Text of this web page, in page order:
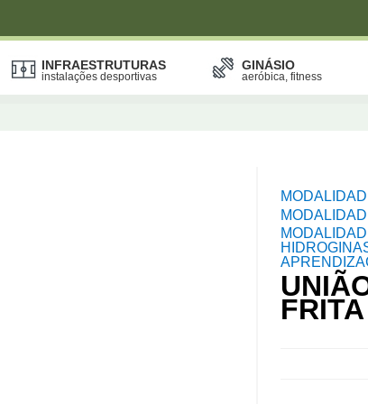
INFRAESTRUTURAS
instalações desportivas
GINÁSIO
aeróbica, fitness